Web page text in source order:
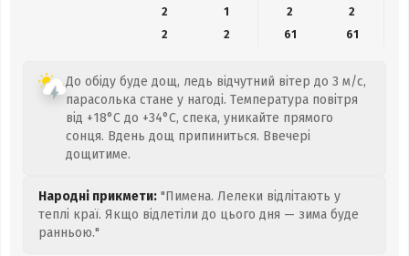
2
1 2
2
2
2 61 61
До обіду буде дощ, ледь відчутний вітер до 3 м/с,
парасолька стане у нагоді. Температура повітря
від +18°C до +34°C, спека, уникайте прямого
сонця. Вдень дощ припиниться. Ввечері
дощитиме.
Народні прикмети: "Пимена. Лелеки відлітають у
теплі краї. Якщо відлетіли до цього дня — зима буде
ранньою."